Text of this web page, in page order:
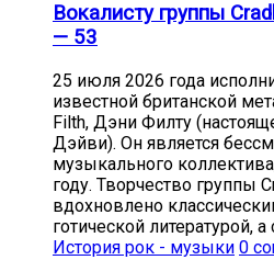
Вокалисту группы
— 53
25 июля 2026 года
известной британской
Filth, Дэни Филту
Дэйви). Он является
музыкального
году. Творчество группы
вдохновлено
готической литературой,
История рок - музыки 0